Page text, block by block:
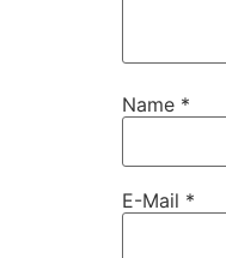
Name *
E-Mail *